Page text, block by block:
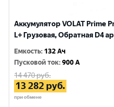
Аккумулятор VOLAT Prime
L+ Грузовая, Обратная D4
Емкость: 132 Ач
Пусковой ток:900 A
14 470руб.
13 282 руб.
при обмене